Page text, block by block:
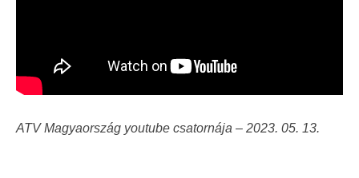
ATV Magyaország youtube csatornája – 2023. 05. 13.